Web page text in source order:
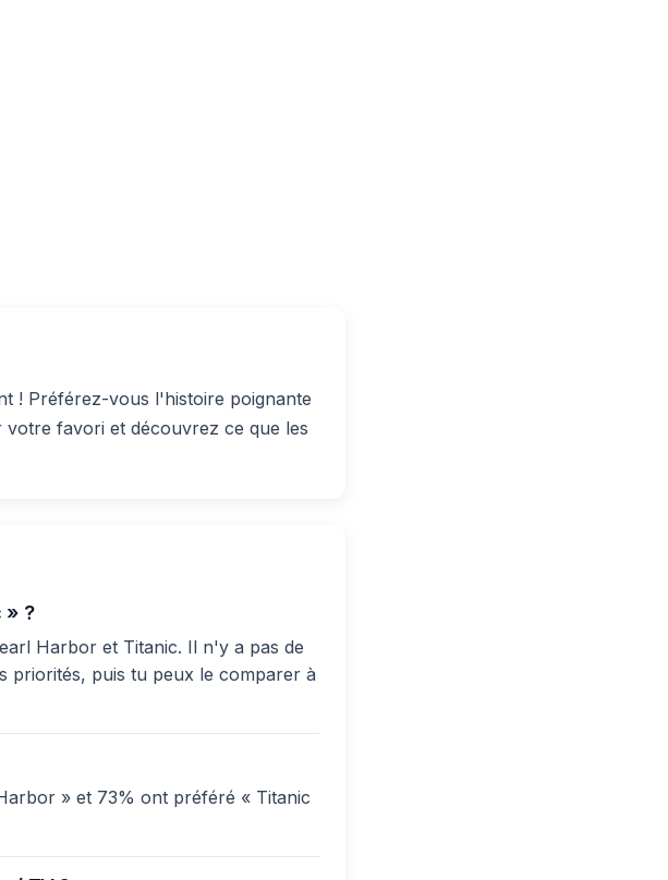
! Préférez-vous l'histoire poignante
favori et découvrez ce que les
» ?
Harbor et Titanic. Il n'y a pas de
priorités, puis tu peux le comparer à
» et 73% ont préféré « Titanic